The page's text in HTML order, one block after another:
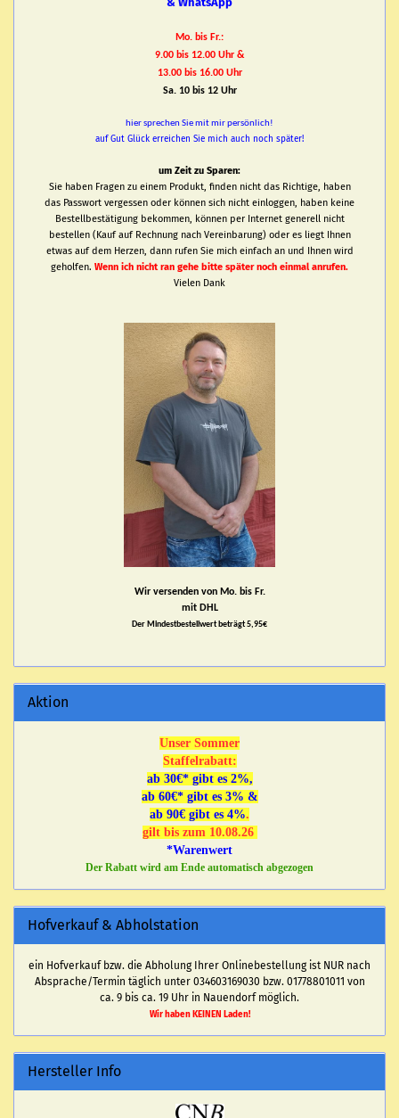
Mo. bis Fr.:
9.00 bis 12.00 Uhr &
13.00 bis 16.00 Uhr
Sa. 10 bis 12 Uhr
hier sprechen Sie mit mir persönlich!
auf Gut Glück erreichen Sie mich auch noch später!
um Zeit zu Sparen:
Sie haben Fragen zu einem Produkt, finden nicht das Richtige, haben
das Passwort vergessen oder können sich nicht einloggen, haben keine
Bestellbestätigung bekommen, können per Internet generell nicht
bestellen (Kauf auf Rechnung nach Vereinbarung) oder es liegt Ihnen
etwas auf dem Herzen, dann rufen Sie mich einfach an und Ihnen wird
geholfen. Wenn ich nicht ran gehe bitte später noch einmal anrufen.
Vielen Dank
Wir versenden von Mo. bis Fr.
mit DHL
Der Mindestbestellwert beträgt 5,95€
Aktion
Unser Sommer
Staffelrabatt:
ab 30€* gibt es 2%,
ab 60€* gibt es 3% &
ab 90€ gibt es 4%.
gilt bis zum 10.08.26
*Warenwert
Der Rabatt wird am Ende automatisch abgezogen
Hofverkauf & Abholstation
ein Hofverkauf bzw. die Abholung Ihrer Onlinebestellung ist NUR nach
Absprache/Termin täglich unter 034603169030 bzw. 01778801011 von
ca. 9 bis ca. 19 Uhr in Nauendorf möglich.
Wir haben KEINEN Laden!
Hersteller Info